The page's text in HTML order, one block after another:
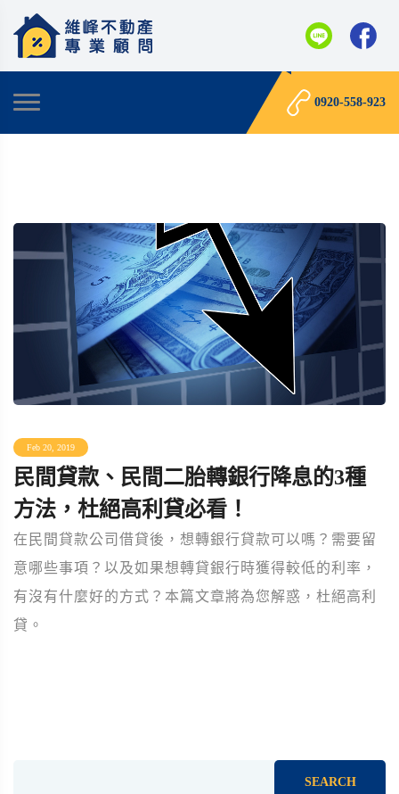
0920-558-923
Feb 20, 2019
民間貸款、民間二胎轉銀行降息的3種
方法，杜絕高利貸必看！
在民間貸款公司借貸後，想轉銀行貸款可以嗎？需要留
意哪些事項？以及如果想轉貸銀行時獲得較低的利率，
有沒有什麼好的方式？本篇文章將為您解惑，杜絕高利
貸。
SEARCH